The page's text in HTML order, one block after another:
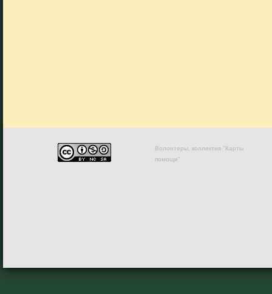
Волонтеры, коллектив "Карты
помощи"